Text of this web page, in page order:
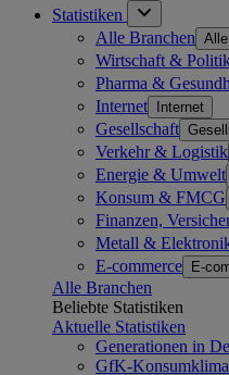
Statistiken
Alle Branchen
Wirtschaft &
Pharma &
Internet Internet
Gesellschaft
Verkehr & Logistik
Energie & Umwelt
Konsum & FMCG
Finanzen,
Metall &
E-commerce E-
Alle Branchen
Beliebte Statistiken
Aktuelle Statistiken
Generationen in
GfK-